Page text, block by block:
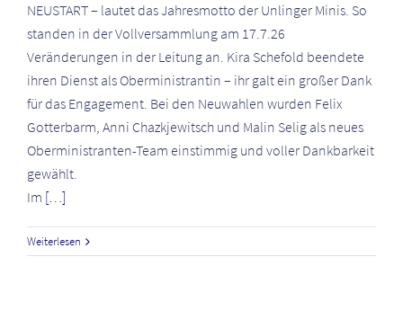
NEUSTART – lautet das Jahresmotto der Unlinger Minis. So
standen in der Vollversammlung am 17.7.26
Veränderungen in der Leitung an. Kira Schefold beendete
ihren Dienst als Oberministrantin – ihr galt ein großer Dank
für das Engagement. Bei den Neuwahlen wurden Felix
Gotterbarm, Anni Chazkjewitsch und Malin Selig als neues
Oberministranten-Team einstimmig und voller Dankbarkeit
gewählt.
Im […]
Weiterlesen